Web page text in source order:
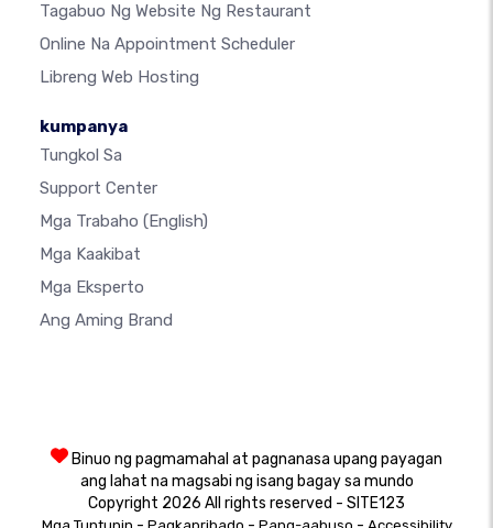
Tagabuo Ng Website Ng Restaurant
Online Na Appointment Scheduler
Libreng Web Hosting
kumpanya
Tungkol Sa
Support Center
Mga Trabaho (English)
Mga Kaakibat
Mga Eksperto
Ang Aming Brand
Binuo ng pagmamahal at pagnanasa upang payagan
ang lahat na magsabi ng isang bagay sa mundo
Copyright 2026 All rights reserved - SITE123